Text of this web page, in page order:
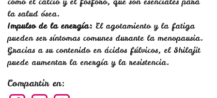
la salud ósea.
Impulso de la energía: El agotamiento y la fatiga
pueden ser síntomas comunes durante la menopausia.
Gracias a su contenido en ácidos fúlvicos, el Shilajit
puede aumentar la energía y la resistencia.
Compartir en: